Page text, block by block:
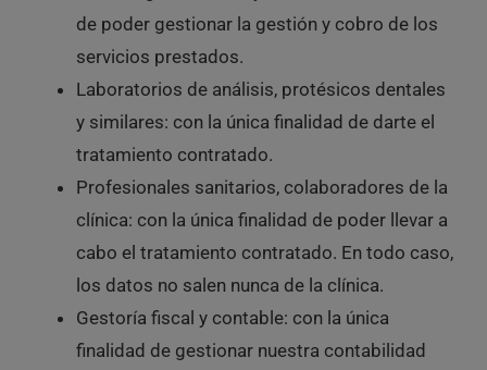
de poder gestionar la gestión y cobro de los
servicios prestados.
Laboratorios de análisis, protésicos dentales
y similares: con la única finalidad de darte el
tratamiento contratado.
Profesionales sanitarios, colaboradores de la
clínica: con la única finalidad de poder llevar a
cabo el tratamiento contratado. En todo caso,
los datos no salen nunca de la clínica.
Gestoría fiscal y contable: con la única
finalidad de gestionar nuestra contabilidad